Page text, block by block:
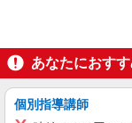
場
先
あなたにおす
個別指導講師